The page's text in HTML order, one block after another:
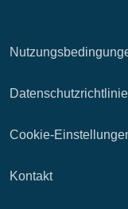
Datenschutzrichtlinie
Cookie-
Kontakt